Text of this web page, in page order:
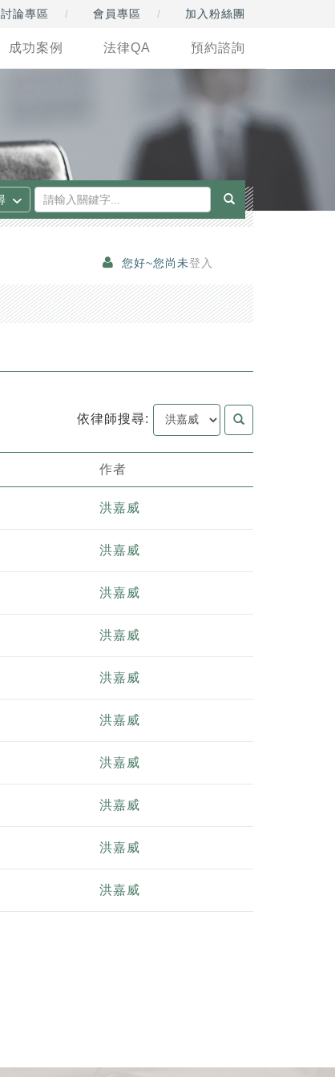
討論專區 會員專區 加入粉絲團
成功案例 法律QA 預約諮詢
您好~您尚未登入
依律師搜尋:
作者
洪嘉威
洪嘉威
洪嘉威
洪嘉威
洪嘉威
洪嘉威
洪嘉威
洪嘉威
洪嘉威
洪嘉威